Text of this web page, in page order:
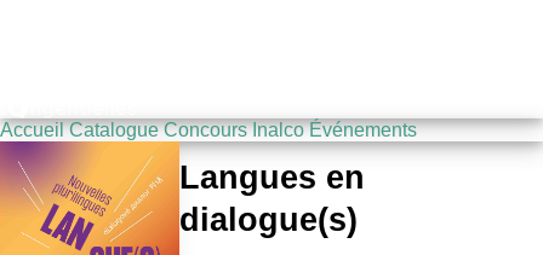
Accueil Catalogue Concours Inalco Événements
Langues en
dialogue(s)